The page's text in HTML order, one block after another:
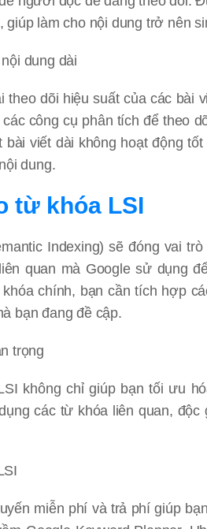
giúp làm cho nội dung trở nên
dung dài
theo dõi hiệu suất của các bài
công cụ phân tích để theo
bài viết dài không hoạt động
dung.
từ khóa LSI
Indexing) sẽ đóng vai
quan mà Google sử dụng
chính, bạn cần tích hợp
bạn đang đề cập.
trọng
không chỉ giúp bạn tối ưu
các từ khóa liên quan,
miễn phí và trả phí giúp